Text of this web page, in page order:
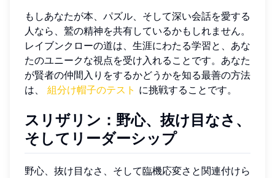
もしあなたが本、パズル、そして深い会話を愛する
人なら、鷲の精神を共有しているかもしれません。
レイブンクローの道は、生涯にわたる学習と、あな
たのユニークな視点を受け入れることです。あなた
が賢者の仲間入りをするかどうかを知る最善の方法
は、 組分け帽子のテスト に挑戦することです。
スリザリン：野心、抜け目なさ、
そしてリーダーシップ
野心、抜け目なさ、そして臨機応変さと関連付けら